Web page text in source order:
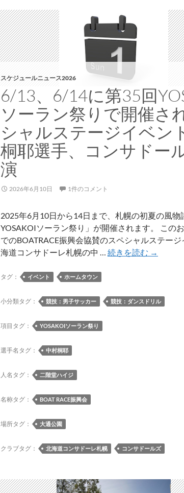
スケジュールニュース2026
6/13、6/14に第35回
ソーラン祭りで開催さ
シャルステージイベン
桐耶選手、コンサドー
演
2026年6月10日 1件のコメント
2025年6月10日から14日まで、札幌の初夏の風物
YOSAKOIソーラン祭り」が開催されます。 この
でのBOATRACE振興会協賛のスペシャルステー
海道コンサドーレ札幌の中 … 続きを読む 6/13、
35
さ
→
タグ： イベント ホームタウン
小分類タグ： 競技：男子サッカー 競技：ダンスドリル
項目タグ： YOSAKOIソーラン祭り
選手名タグ： 中村桐耶
人名タグ： 二階堂ハイジ
名称タグ： BOAT RACE振興会
場所タグ： 大通公園
クラブタグ： 北海道コンサドーレ札幌 コンサドールズ